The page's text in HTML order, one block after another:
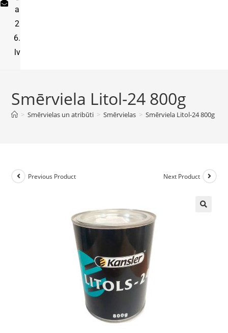
a
2
6.
lv
Smērviela Litol-24 800g
> Smērvielas un atribūti > Smērvielas > Smērviela Litol-24 800g
Previous Product Next Product